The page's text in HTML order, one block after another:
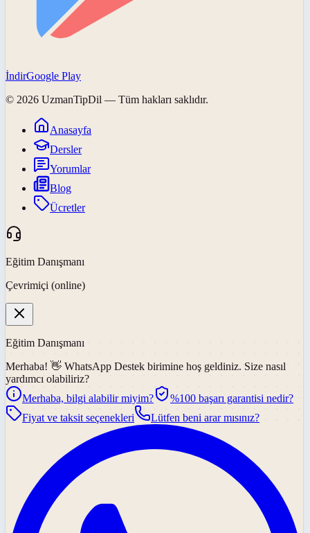
İndirGoogle Play
© 2026 UzmanTipDil — Tüm hakları saklıdır.
Anasayfa
Dersler
Yorumlar
Blog
Ücretler
Eğitim Danışmanı
Çevrimiçi (online)
Eğitim Danışmanı
Merhaba! 👋 WhatsApp Destek birimine hoş geldiniz. Size nasıl
yardımcı olabiliriz?
Merhaba, bilgi alabilir miyim?
%100 başarı garantisi nedir?
Fiyat ve taksit seçenekleri
Lütfen beni arar mısınız?